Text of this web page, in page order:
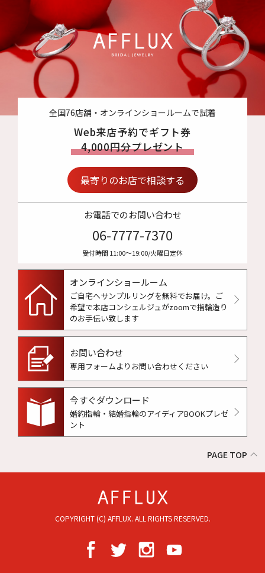
全国76店舗・オンラインショールームで試着
Web来店予約でギフト券
4,000円分プレゼント
最寄りのお店で相談する
お電話でのお問い合わせ
06-7777-7370
受付時間 11:00〜19:00/火曜日定休
オンラインショールーム
ご自宅へサンプルリングを無料でお届け。 ご
希望で本店コンシェルジュがzoomで指輪造り
のお手伝い致します
お問い合わせ
専用フォームよりお問い合わせください
今すぐダウンロード
婚約指輪・結婚指輪のアイディアBOOKプレゼ
ント
PAGE TOP
COPYRIGHT (C) AFFLUX. ALL RIGHTS RESERVED.